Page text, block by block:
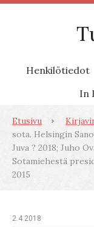
Henkilötiedot
In
Etusivu
sota. Helsingin
Juva ? 2018; Juho
Sotamiehestä
2015
2.4.2018